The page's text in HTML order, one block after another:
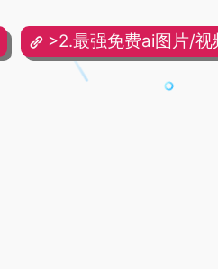
>2.最强免费ai图片/视